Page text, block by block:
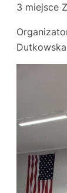
3 miejsce
Dutkowska